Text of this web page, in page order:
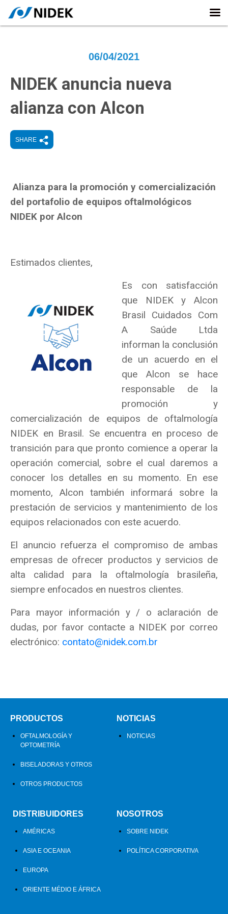
06/04/2021
NIDEK anuncia nueva
alianza con Alcon
SHARE
Alianza para la promoción y comercialización
del portafolio de equipos oftalmológicos
NIDEK por Alcon
Estimados clientes,
Es con satisfacción
que NIDEK y Alcon
Brasil Cuidados Com
A Saúde Ltda
informan la conclusión
de un acuerdo en el
que Alcon se hace
responsable de la
promoción y
comercialización de equipos de oftalmología
NIDEK en Brasil. Se encuentra en proceso de
transición para que pronto comience a operar la
operación comercial, sobre el cual daremos a
conocer los detalles en su momento. En ese
momento, Alcon también informará sobre la
prestación de servicios y mantenimiento de los
equipos relacionados con este acuerdo.
El anuncio refuerza el compromiso de ambas
empresas de ofrecer productos y servicios de
alta calidad para la oftalmología brasileña,
siempre enfocados en nuestros clientes.
Para mayor información y / o aclaración de
dudas, por favor contacte a NIDEK por correo
electrónico: contato@nidek.com.br
PRODUCTOS
OFTALMOLOGÍA Y
OPTOMETRÍA
BISELADORAS Y OTROS
OTROS PRODUCTOS
NOTICIAS
NOTICIAS
DISTRIBUIDORES
AMÉRICAS
ASIA E OCEANIA
EUROPA
ORIENTE MÉDIO E ÁFRICA
NOSOTROS
SOBRE NIDEK
POLÍTICA CORPORATIVA